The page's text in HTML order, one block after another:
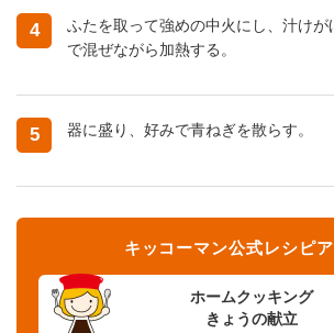
4
ふたを取って強めの中火にし、汁けが
で混ぜながら加熱する。
5 器に盛り、好みで青ねぎを散らす。
ホームクッキング
きょうの献立
キッコーマン公式レシピア